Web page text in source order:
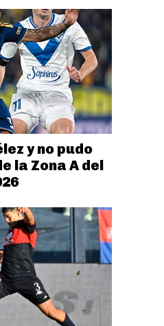
y no pudo
la Zona A del